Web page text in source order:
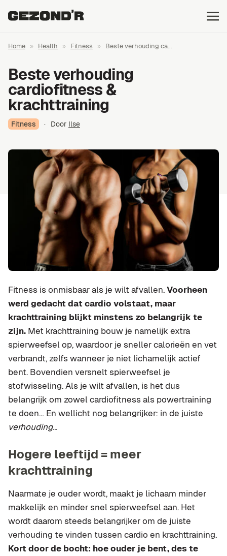
Home » Health » Fitness » Beste verhouding ca...
Beste verhouding
cardiofitness &
krachttraining
Fitness · Door Ilse
Fitness is onmisbaar als je wilt afvallen.Voorheen
werd gedacht dat cardio volstaat, maar
krachttraining blijkt minstens zo belangrijk te
zijn. Met krachttraining bouw je namelijk extra
spierweefsel op, waardoor je sneller calorieën en vet
verbrandt, zelfs wanneer je niet lichamelijk actief
bent. Bovendien versnelt spierweefsel je
stofwisseling. Als je wilt afvallen, is het dus
belangrijk om zowel cardiofitness als powertraining
te doen… En wellicht nog belangrijker: in de juiste
verhouding…
Hogere leeftijd = meer
krachttraining
Naarmate je ouder wordt, maakt je lichaam minder
makkelijk en minder snel spierweefsel aan. Het
wordt daarom steeds belangrijker om de juiste
verhouding te vinden tussen cardio en krachttraining.
Kort door de bocht: hoe ouder je bent, des te